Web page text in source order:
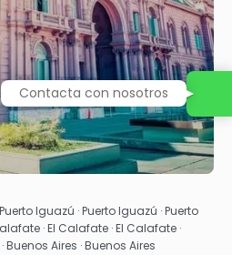
Iguazú · Puerto Iguazú · Puerto
· El Calafate · El Calafate ·
Buenos Aires · Buenos Aires
Contacta con nosotros